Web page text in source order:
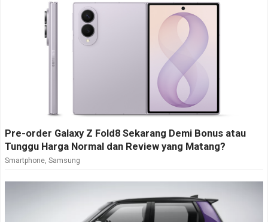
Pre-order Galaxy Z Fold8 Sekarang Demi Bonus atau
Tunggu Harga Normal dan Review yang Matang?
Smartphone, Samsung